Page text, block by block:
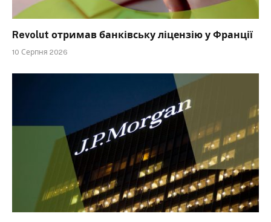
Revolut отримав банківську ліцензію у Франції
10 Серпня 2026